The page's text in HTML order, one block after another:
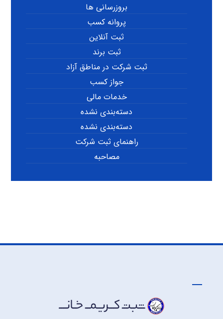
بروزرسانی ها
پروانه کسب
ثبت آنلاین
ثبت برند
ثبت شرکت در مناطق آزاد
جواز کسب
خدمات مالی
دسته‌بندی نشده
دسته‌بندی نشده
راهنمای ثبت شرکت
مصاحبه